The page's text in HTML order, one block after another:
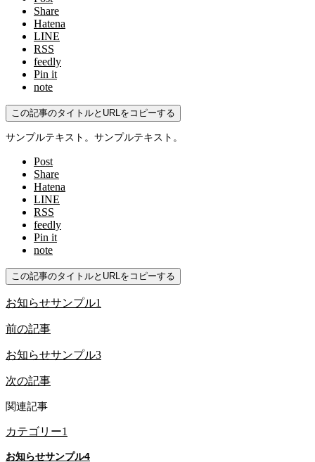
Share
Hatena
LINE
RSS
feedly
Pin it
note
この記事のタイトルとURLをコピーする
サンプルテキスト。サンプルテキスト。
Post
Share
Hatena
LINE
RSS
feedly
Pin it
note
この記事のタイトルとURLをコピーする
お知らせサンプル1
前の記事
お知らせサンプル3
次の記事
関連記事
カテゴリー1
お知らせサンプル4